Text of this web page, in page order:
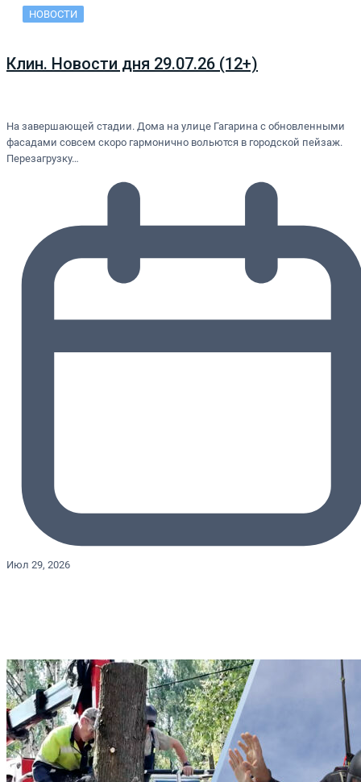
НОВОСТИ
Клин. Новости дня 29.07.26 (12+)
На завершающей стадии. Дома на улице Гагарина с обновленными
фасадами совсем скоро гармонично вольются в городской пейзаж.
Перезагрузку…
Июл 29, 2026